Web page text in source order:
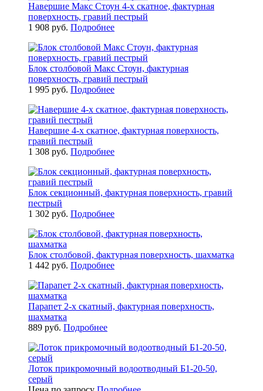
Навершие Макс Стоун 4-х скатное, фактурная
поверхность, гравий пестрый
1 908 руб. Подробнее
Блок столбовой Макс Стоун, фактурная
поверхность, гравий пестрый
1 995 руб. Подробнее
Навершие 4-x скатное, фактурная поверхность,
гравий пестрый
1 308 руб. Подробнее
Блок секционный, фактурная поверхность, гравий
пестрый
1 302 руб. Подробнее
Блок столбовой, фактурная поверхность, шахматка
1 442 руб. Подробнее
Парапет 2-х скатный, фактурная поверхность,
шахматка
889 руб. Подробнее
Лоток прикромочный водоотводный Б1-20-50,
серый